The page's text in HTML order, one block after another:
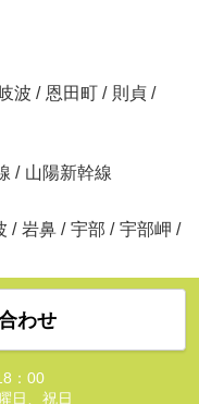
波 / 恩田町 / 則貞 /
/ 山陽新幹線
/ 岩鼻 / 宇部 / 宇部岬 /
わせ
：00
日、祝日